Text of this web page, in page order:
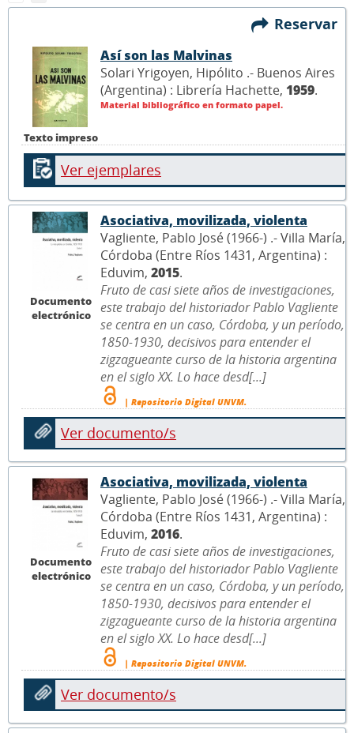
Reservar
Texto impreso
Así son las Malvinas
Solari Yrigoyen, Hipólito .- Buenos Aires
(Argentina) : Librería Hachette, 1959.
Material bibliográfico en formato papel.
Ver ejemplares
Documento
electrónico
Asociativa, movilizada, violenta
Vagliente, Pablo José (1966-) .- Villa María,
Córdoba (Entre Ríos 1431, Argentina) :
Eduvim, 2015.
Fruto de casi siete años de investigaciones,
este trabajo del historiador Pablo Vagliente
se centra en un caso, Córdoba, y un período,
1850-1930, decisivos para entender el
zigzagueante curso de la historia argentina
en el siglo XX. Lo hace desd[...]
| Repositorio Digital UNVM.
Ver documento/s
Documento
electrónico
Asociativa, movilizada, violenta
Vagliente, Pablo José (1966-) .- Villa María,
Córdoba (Entre Ríos 1431, Argentina) :
Eduvim, 2016.
Fruto de casi siete años de investigaciones,
este trabajo del historiador Pablo Vagliente
se centra en un caso, Córdoba, y un período,
1850-1930, decisivos para entender el
zigzagueante curso de la historia argentina
en el siglo XX. Lo hace desd[...]
| Repositorio Digital UNVM.
Ver documento/s